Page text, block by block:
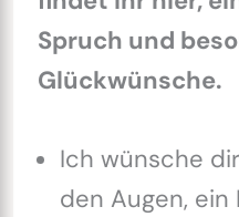
Spruch und
Glückwünsche.
Ich wünsche
den Augen, ein